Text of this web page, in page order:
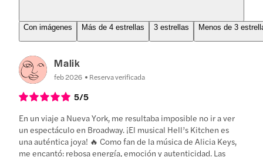
Con imágenes Más de 4 estrellas 3 estrellas Menos de 3
Malik
feb 2026 Reserva verificada
5/5
En un viaje a Nueva York, me resultaba imposible no ir a ver
un espectáculo en Broadway. ¡El musical Hell’s Kitchen es
una auténtica joya! 🔥 Como fan de la música de Alicia Keys,
me encantó: rebosa energía, emoción y autenticidad. Las